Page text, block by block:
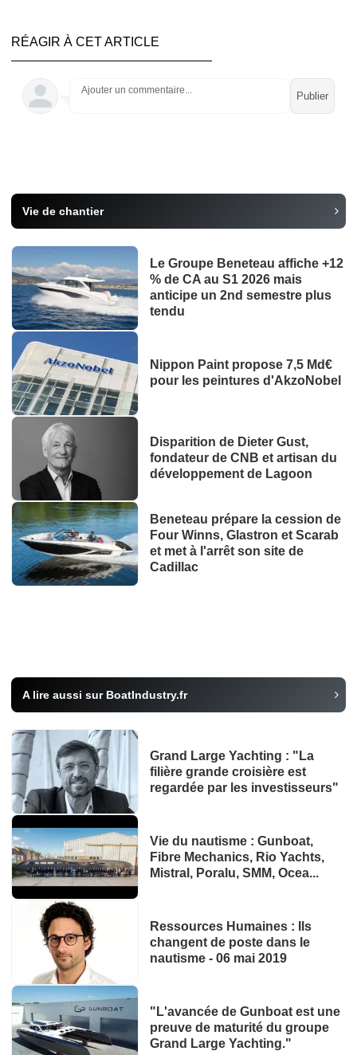
RÉAGIR À CET ARTICLE
Ajouter un commentaire...
Vie de chantier
Le Groupe Beneteau affiche +12
% de CA au S1 2026 mais
anticipe un 2nd semestre plus
tendu
Nippon Paint propose 7,5 Md€
pour les peintures d'AkzoNobel
Disparition de Dieter Gust,
fondateur de CNB et artisan du
développement de Lagoon
Beneteau prépare la cession de
Four Winns, Glastron et Scarab
et met à l'arrêt son site de
Cadillac
A lire aussi sur BoatIndustry.fr
Grand Large Yachting : "La
filière grande croisière est
regardée par les investisseurs"
Vie du nautisme : Gunboat,
Fibre Mechanics, Rio Yachts,
Mistral, Poralu, SMM, Ocea...
Ressources Humaines : Ils
changent de poste dans le
nautisme - 06 mai 2019
"L'avancée de Gunboat est une
preuve de maturité du groupe
Grand Large Yachting."